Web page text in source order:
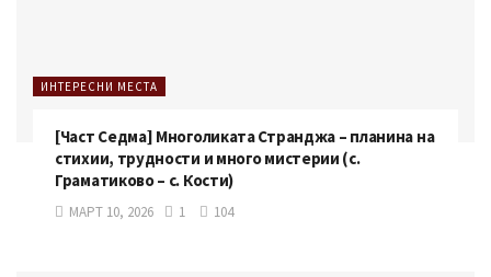
ИНТЕРЕСНИ МЕСТА
[Част Седма] Многоликата Странджа – планина на
стихии, трудности и много мистерии (с.
Граматиково – с. Кости)
МАРТ 10, 2026 1 104